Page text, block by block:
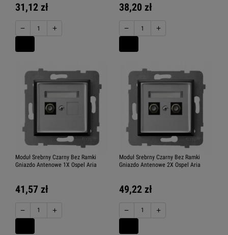
31,12 zł
− +
38,20 zł
− +
Moduł Srebrny Czarny Bez Ramki
Gniazdo Antenowe 1X Ospel Aria
41,57 zł
− +
Moduł Srebrny Czarny Bez Ramki
Gniazdo Antenowe 2X Ospel Aria
49,22 zł
− +